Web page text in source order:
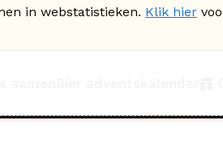
samen
in webstatistieken. Klik hier